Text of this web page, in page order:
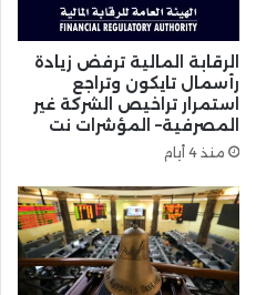
الرقابة المالية ترفض زيادة
رأسمال تايكون وتراجع
استمرار تراخيص الشركة غير
المصرفية– المؤشرات نت
منذ 4 أيام